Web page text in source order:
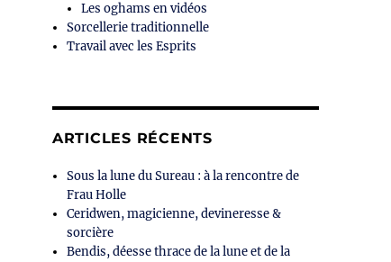
Les oghams en vidéos
Sorcellerie traditionnelle
Travail avec les Esprits
ARTICLES RÉCENTS
Sous la lune du Sureau : à la rencontre de
Frau Holle
Ceridwen, magicienne, devineresse &
sorcière
Bendis, déesse thrace de la lune et de la